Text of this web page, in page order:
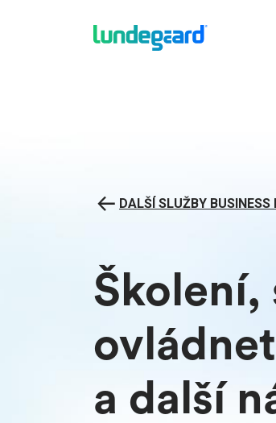
DALŠÍ SLUŽBY BUSINESS
Školení,
a další